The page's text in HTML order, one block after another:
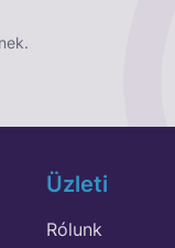
Üzleti
Rólunk